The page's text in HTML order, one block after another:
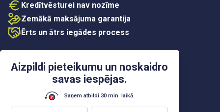
Aizpildi pieteikumu un noskaidro
savas iespējas.
Saņem atbildi 30 min. laikā.
Kredītvēsturei nav nozīme
Zemākā maksājuma garantija
Ērts un ātrs iegādes process